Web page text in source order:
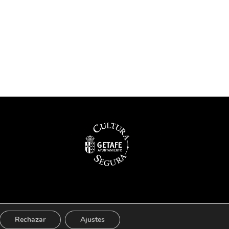
4simpleApps
Rechazar Ajustes